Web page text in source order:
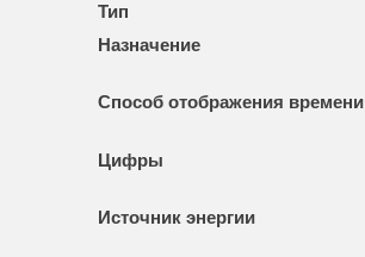
Тип
Назначение
Способ отображения времени
Цифры
Источник энергии